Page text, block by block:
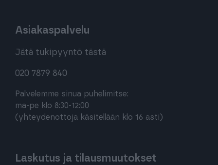
Asiakaspalvelu
Jätä tukipyyntö tästä
020 7879 840
Palvelemme sinua puhelimitse:
ma-pe klo 8:30-12:00
(yhteydenottoja käsitellään klo 16 asti)
Laskutus ja tilausmuutokset